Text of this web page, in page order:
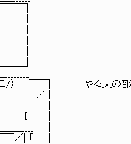
||
||
||
||
||
||
〉 ￣￣| やる夫の部
／ |
￣l |
{ l |
|
| 「l |